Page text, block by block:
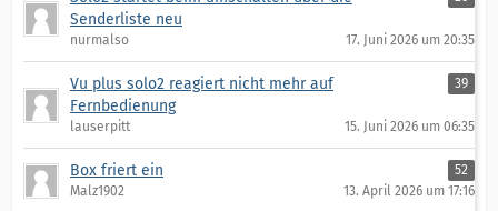
Senderliste neu
nurmalso 17. Juni 2026 um 20:35
Vu plus solo2 reagiert nicht mehr auf
Fernbedienung
39
lauserpitt 15. Juni 2026 um 06:35
Box friert ein
52
Malz1902
13. April 2026 um 17:16